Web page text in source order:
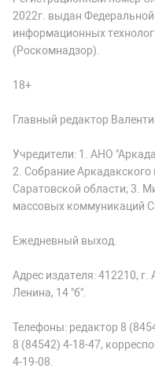
2022г. выдан
информационных
(Роскомнадзор).
18+
Главный редактор
Учредители: 1. АНО
2. Собрание
Саратовской области; 3.
массовых коммуникаций
Ежедневный выход.
Адрес издателя: 412210, г.
Ленина, 14 "б".
Телефоны: редактор 8
8 (84542) 4-18-47,
4-19-08.